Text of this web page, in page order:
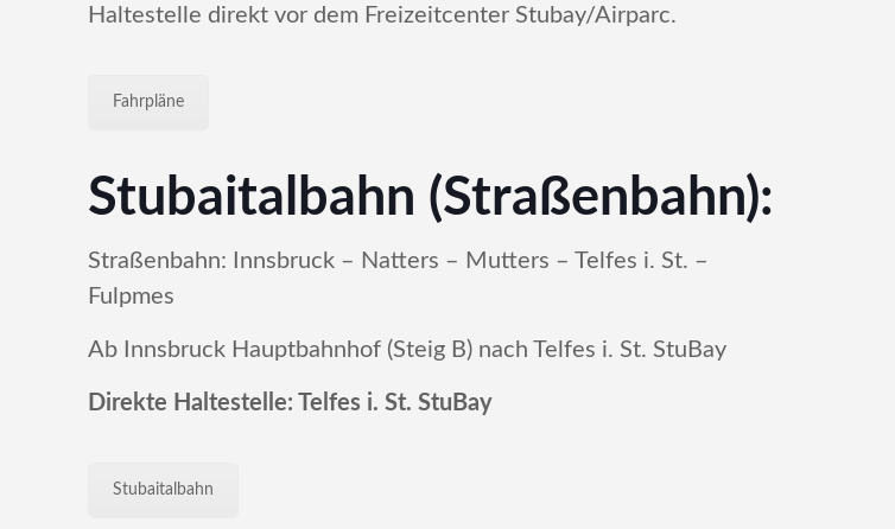
Haltestelle direkt vor dem Freizeitcenter Stubay/Airparc.
Fahrpläne
Stubaitalbahn (Straßenbahn):
Straßenbahn: Innsbruck – Natters – Mutters – Telfes i. St. –
Fulpmes
Ab Innsbruck Hauptbahnhof (Steig B) nach Telfes i. St. StuBay
Direkte Haltestelle: Telfes i. St. StuBay
Stubaitalbahn